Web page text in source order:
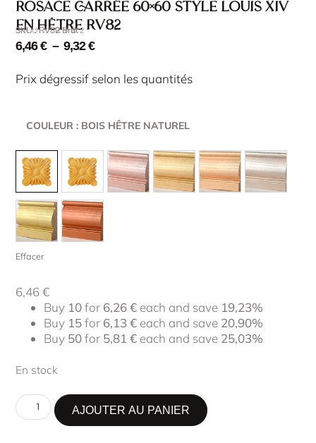
Rosace carrée 60×60 style Louis XIV
en hêtre RV82
SKU : RV82
SKU : RV82 Brut
6,46€ – 9,32€
Prix dégressif selon les quantités
COULEUR : BOIS HÊTRE NATUREL
Effacer
6,46€
Buy 10for 6,26€ each and save 19,23%
Buy 15for 6,13€ each and save 20,90%
Buy 50for 5,81€ each and save 25,03%
En stock
AJOUTER AU PANIER